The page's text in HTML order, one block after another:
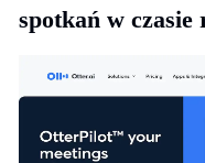
spotkań w czasie